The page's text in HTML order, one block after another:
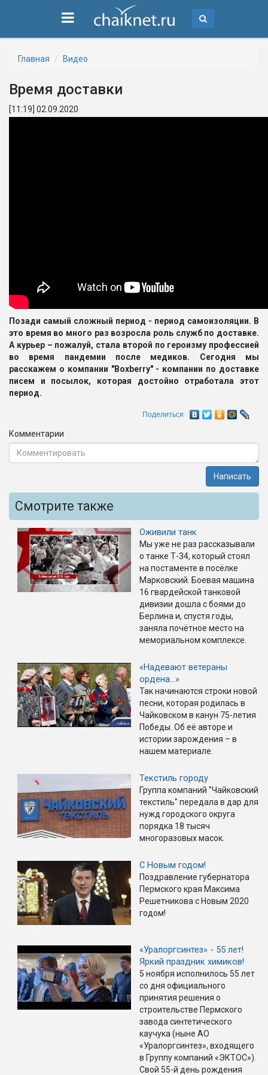
Главная Видео
Время доставки
[11:19] 02.09.2020
Позади самый сложный период - период самоизоляции. В
это время во много раз возросла роль служб по доставке.
А курьер – пожалуй, стала второй по героизму профессией
во время пандемии после медиков. Сегодня мы
расскажем о компании "Boxberry" - компании по доставке
писем и посылок, которая достойно отработала этот
период.
Поделиться
Комментарии
Написать
Смотрите также
Оживили танк
Мы уже не раз рассказывали
о танке Т-34, который стоял
на постаменте в посёлке
Марковский. Боевая машина
16 гвардейской танковой
дивизии дошла с боями до
Берлина и, спустя годы,
заняла почётное место на
мемориальном комплексе.
«Надевают ветераны
ордена…»
Так начинаются строки новой
песни, которая родилась в
Чайковском в канун 75-летия
Победы. Об её авторе и
истории зарождения – в
нашем материале.
Текстиль городу
Группа компаний "Чайковский
текстиль" передала в дар для
нужд городского округа
порядка 18 тысяч
многоразовых масок.
С Новым годом!
Поздравление губернатора
Пермского края Максима
Решетникова с Новым 2020
годом!
«Уралоргсинтез» - 55 лет!
Яркий праздник химиков!
5 ноября исполнилось 55 лет
со дня официального
принятия решения о
строительстве Пермского
завода синтетического
каучука (ныне АО
«Уралоргсинтез», входящего
в Группу компаний «ЭКТОС»).
Свой 55-й день рождения